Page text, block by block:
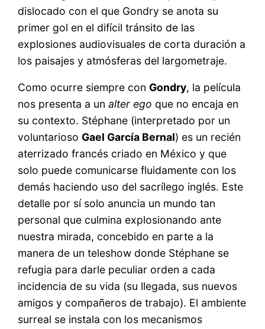
dislocado con el que Gondry se anota su
primer gol en el difícil tránsito de las
explosiones audiovisuales de corta duración a
los paisajes y atmósferas del largometraje.
Como ocurre siempre con Gondry, la película
nos presenta a unalter ego que no encaja en
su contexto. Stéphane (interpretado por un
voluntarioso Gael García Bernal) es un recién
aterrizado francés criado en México y que
solo puede comunicarse fluidamente con los
demás haciendo uso del sacrílego inglés. Este
detalle por sí solo anuncia un mundo tan
personal que culmina explosionando ante
nuestra mirada, concebido en parte a la
manera de un teleshow donde Stéphane se
refugia para darle peculiar orden a cada
incidencia de su vida (su llegada, sus nuevos
amigos y compañeros de trabajo). El ambiente
surreal se instala con los mecanismos